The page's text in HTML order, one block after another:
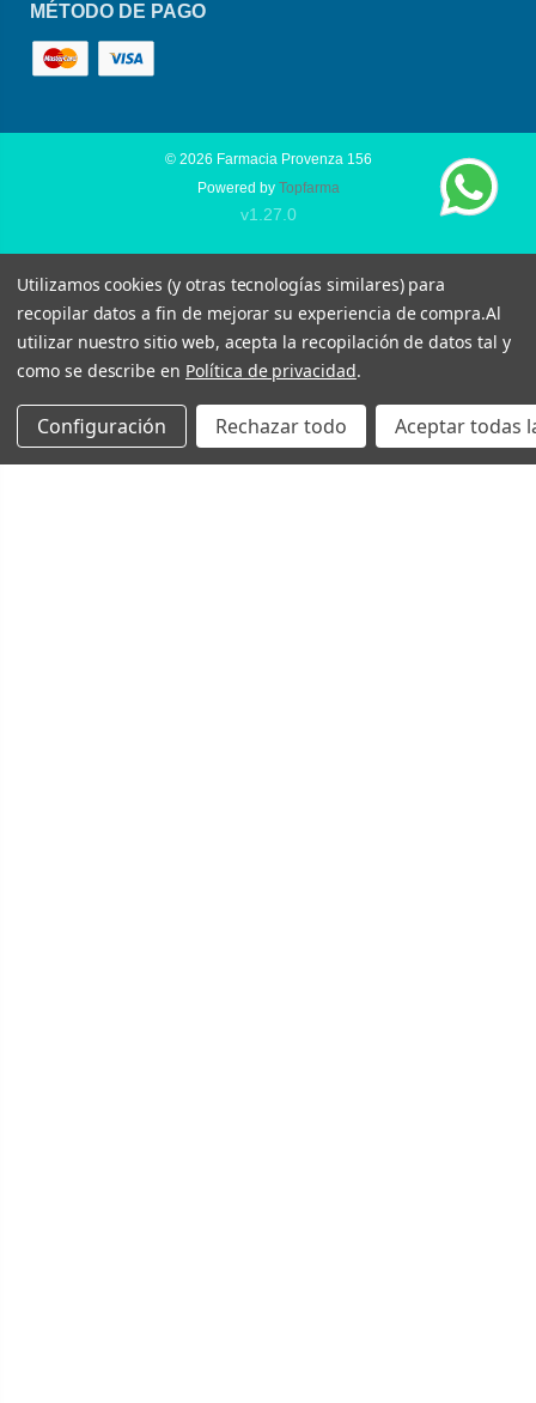
MÉTODO DE PAGO
© 2026 Farmacia Provenza 156
Powered by Topfarma
v1.27.0
Utilizamos cookies (y otras tecnologías similares) para
recopilar datos a fin de mejorar su experiencia de compra.Al
utilizar nuestro sitio web, acepta la recopilación de datos tal y
como se describe en Política de privacidad.
Configuración Rechazar todo Aceptar todas